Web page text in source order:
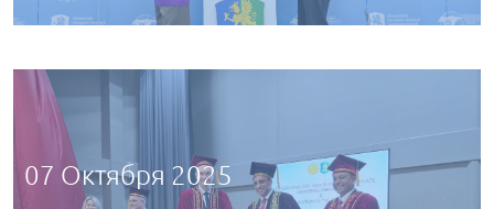
07 Октября 2025